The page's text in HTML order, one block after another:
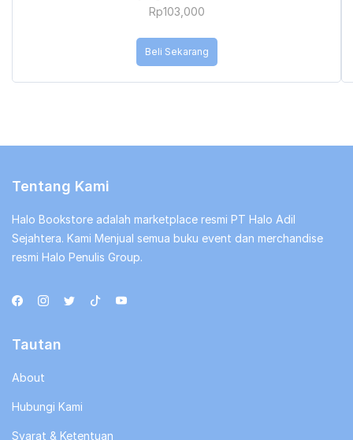
Rp103,000
Beli Sekarang
Tentang Kami
Halo Bookstore adalah marketplace resmi PT Halo Adil
Sejahtera. Kami Menjual semua buku event dan merchandise
resmi Halo Penulis Group.
Tautan
About
Hubungi Kami
Syarat & Ketentuan